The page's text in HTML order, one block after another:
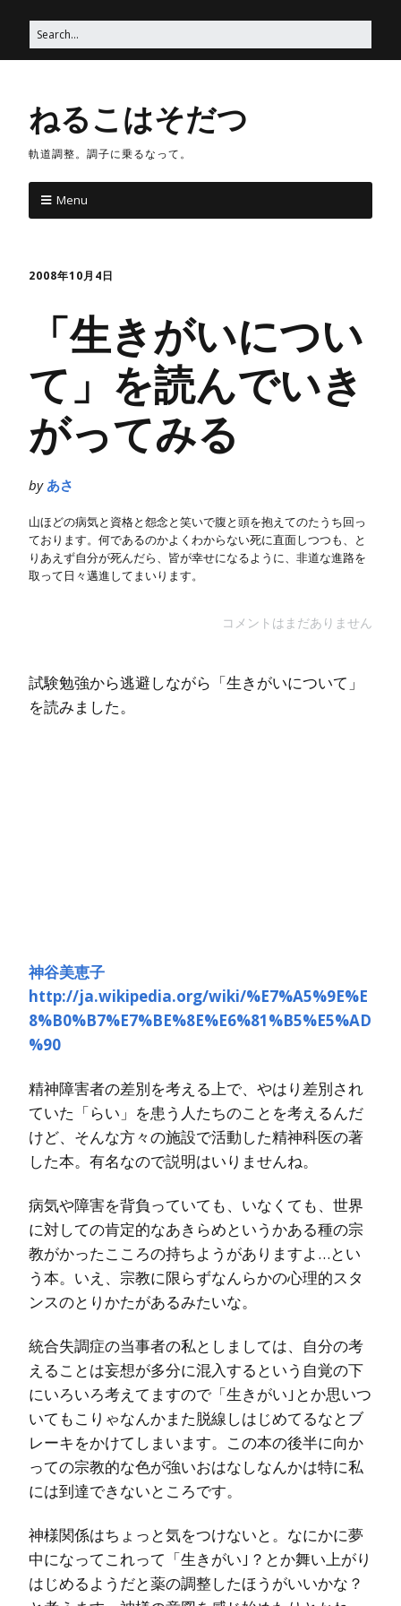
ねるこはそだつ
軌道調整。調子に乗るなって。
Menu
2008年10月4日
「生きがいについ
て」を読んでいき
がってみる
by あさ
山ほどの病気と資格と怨念と笑いで腹と頭を抱えてのたうち回っ
ております。何であるのかよくわからない死に直面しつつも、と
りあえず自分が死んだら、皆が幸せになるように、非道な進路を
取って日々邁進してまいります。
コメントはまだありません
試験勉強から逃避しながら「生きがいについて」
を読みました。
神谷美恵子
http://ja.wikipedia.org/wiki/%E7%A5%9E%E
8%B0%B7%E7%BE%8E%E6%81%B5%E5%AD
%90
精神障害者の差別を考える上で、やはり差別され
ていた「らい」を患う人たちのことを考えるんだ
けど、そんな方々の施設で活動した精神科医の著
した本。有名なので説明はいりませんね。
病気や障害を背負っていても、いなくても、世界
に対しての肯定的なあきらめというかある種の宗
教がかったこころの持ちようがありますよ…とい
う本。いえ、宗教に限らずなんらかの心理的スタ
ンスのとりかたがあるみたいな。
統合失調症の当事者の私としましては、自分の考
えることは妄想が多分に混入するという自覚の下
にいろいろ考えてますので「生きがい｣とか思いつ
いてもこりゃなんかまた脱線しはじめてるなとブ
レーキをかけてしまいます。この本の後半に向か
っての宗教的な色が強いおはなしなんかは特に私
には到達できないところです。
神様関係はちょっと気をつけないと。なにかに夢
中になってこれって「生きがい｣？とか舞い上がり
はじめるようだと薬の調整したほうがいいかな？